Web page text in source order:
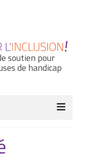
soutien pour
de handicap